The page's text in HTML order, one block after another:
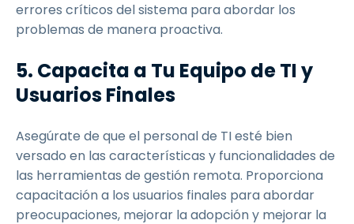
errores críticos del sistema para abordar los
problemas de manera proactiva.
5. Capacita a Tu Equipo de TI y
Usuarios Finales
Asegúrate de que el personal de TI esté bien
versado en las características y funcionalidades de
las herramientas de gestión remota. Proporciona
capacitación a los usuarios finales para abordar
preocupaciones, mejorar la adopción y mejorar la